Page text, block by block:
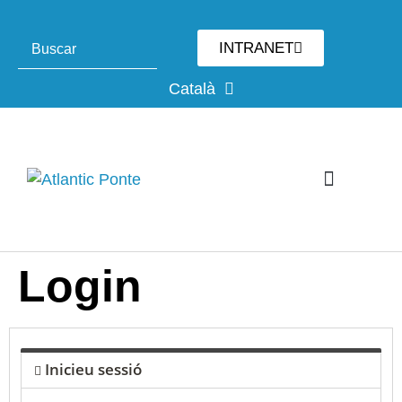
INTRANET
Català
Login
Inicieu sessió